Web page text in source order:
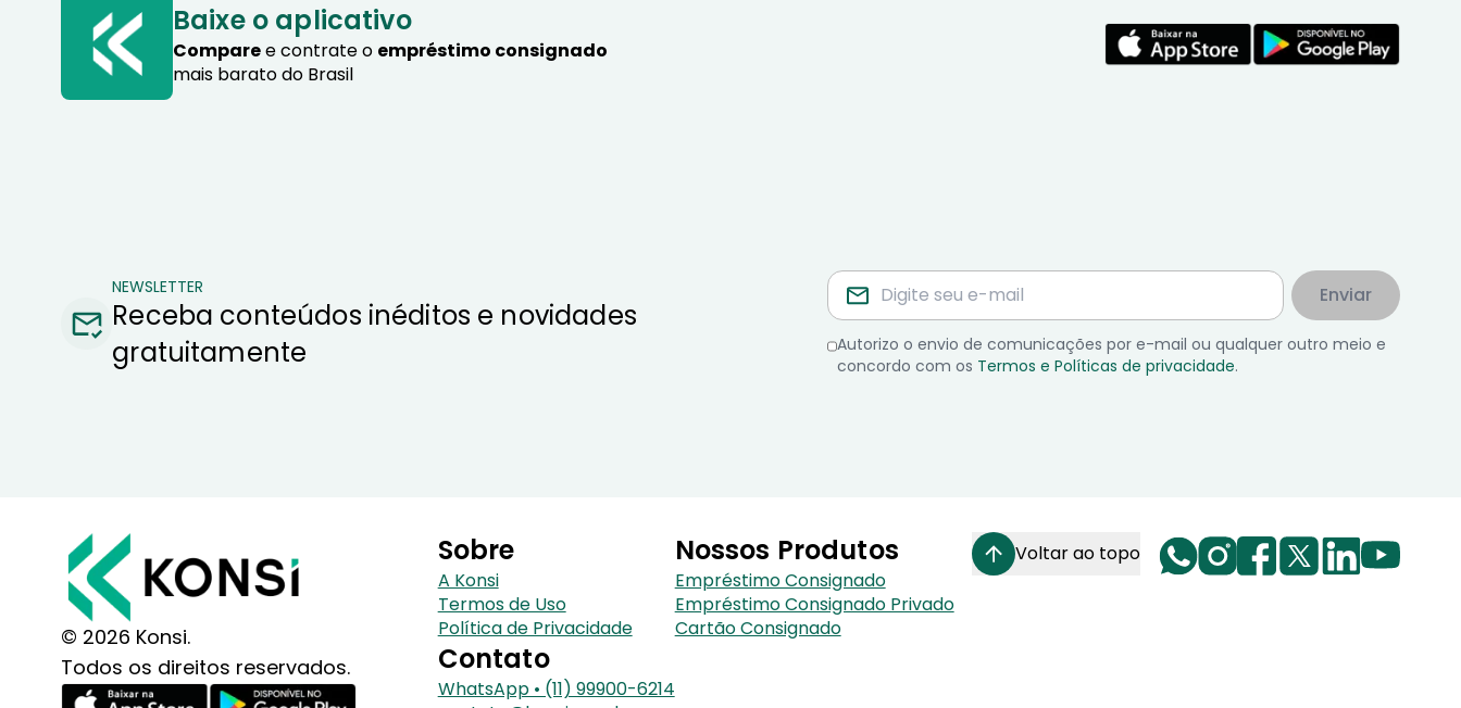
Baixe o aplicativo
Comparee contrate o empréstimo consignado
mais barato do Brasil
NEWSLETTER
Receba conteúdos inéditos e novidades
gratuitamente
Enviar
Autorizo o envio de comunicações por e-mail ou qualquer outro meio e
concordo com os Termos e Políticas de privacidade.
© 2026 Konsi.
Todos os direitos reservados.
Sobre
A Konsi
Termos de Uso
Política de Privacidade
Contato
WhatsApp • (11) 99900-6214
Nossos Produtos
Empréstimo Consignado
Empréstimo Consignado Privado
Cartão Consignado
Voltar ao topo